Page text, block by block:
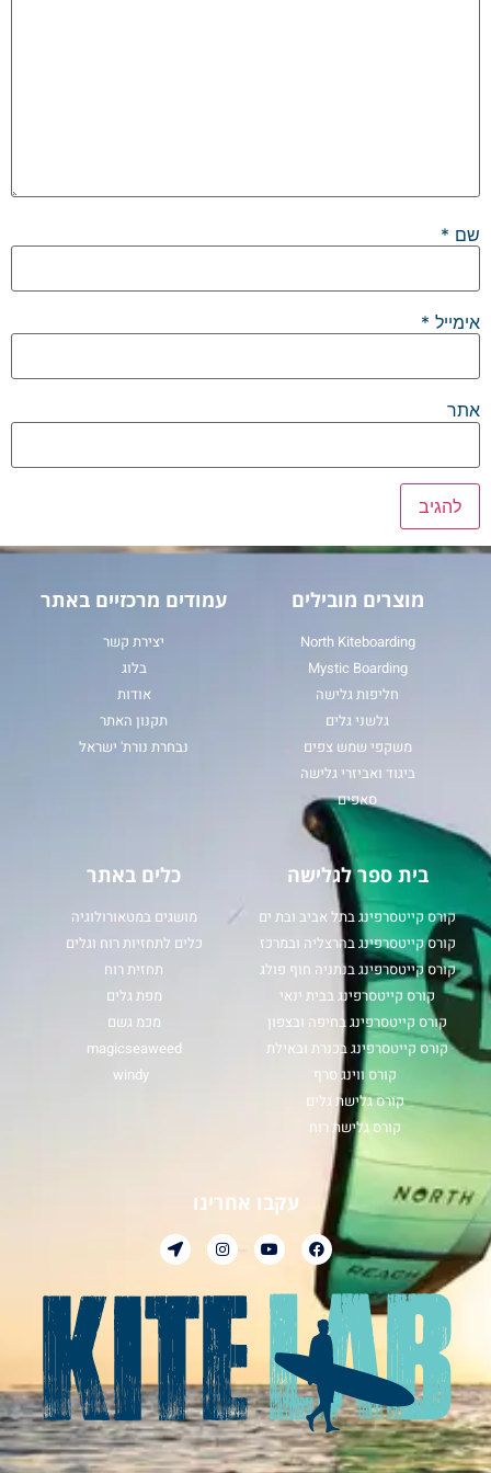
שם *
אימייל *
אתר
מוצרים מובילים
North Kiteboarding
Mystic Boarding
חליפות גלישה
גלשני גלים
משקפי שמש צפים
ביגוד ואביזרי גלישה
סאפים
עמודים מרכזיים באתר
יצירת קשר
בלוג
אודות
תקנון האתר
נבחרת נורת' ישראל
בית ספר לגלישה
קורס קייטסרפינג בתל אביב ובת ים
קורס קייטסרפינג בהרצליה ובמרכז
קורס קייטסרפינג בנתניה חוף פולג
קורס קייטסרפינג בבית ינאי
קורס קייטסרפינג בחיפה ובצפון
קורס קייטסרפינג בכנרת ובאילת
קורס ווינג סרף
קורס גלישת גלים
קורס גלישת רוח
כלים באתר
מושגים במטאורולוגיה
כלים לתחזיות רוח וגלים
תחזית רוח
מפת גלים
מכמ גשם
magicseaweed
windy
עקבו אחרינו